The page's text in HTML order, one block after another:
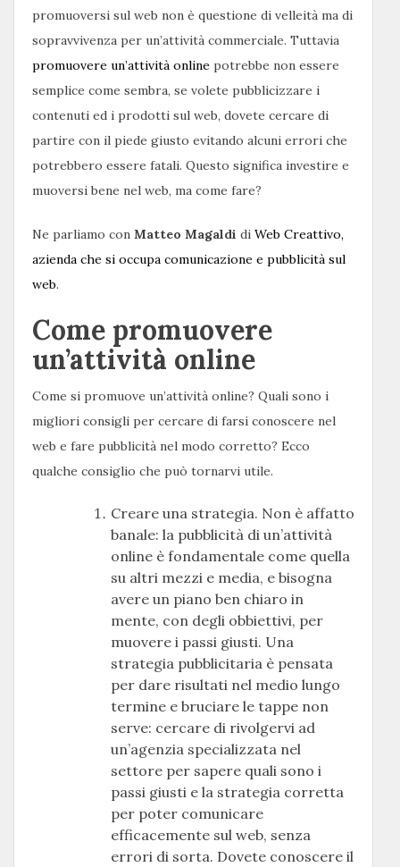
promuoversi sul web non è questione di velleità ma di
sopravvivenza per un’attività commerciale. Tuttavia
promuovere un’attività online potrebbe non essere
semplice come sembra, se volete pubblicizzare i
contenuti ed i prodotti sul web, dovete cercare di
partire con il piede giusto evitando alcuni errori che
potrebbero essere fatali. Questo significa investire e
muoversi bene nel web, ma come fare?
Ne parliamo con Matteo Magaldi di Web Creattivo,
azienda che si occupa comunicazione e pubblicità sul
web.
Come promuovere
un’attività online
Come si promuove un’attività online? Quali sono i
migliori consigli per cercare di farsi conoscere nel
web e fare pubblicità nel modo corretto? Ecco
qualche consiglio che può tornarvi utile.
Creare una strategia. Non è affatto
banale: la pubblicità di un’attività
online è fondamentale come quella
su altri mezzi e media, e bisogna
avere un piano ben chiaro in
mente, con degli obbiettivi, per
muovere i passi giusti. Una
strategia pubblicitaria è pensata
per dare risultati nel medio lungo
termine e bruciare le tappe non
serve: cercare di rivolgervi ad
un’agenzia specializzata nel
settore per sapere quali sono i
passi giusti e la strategia corretta
per poter comunicare
efficacemente sul web, senza
errori di sorta. Dovete conoscere il